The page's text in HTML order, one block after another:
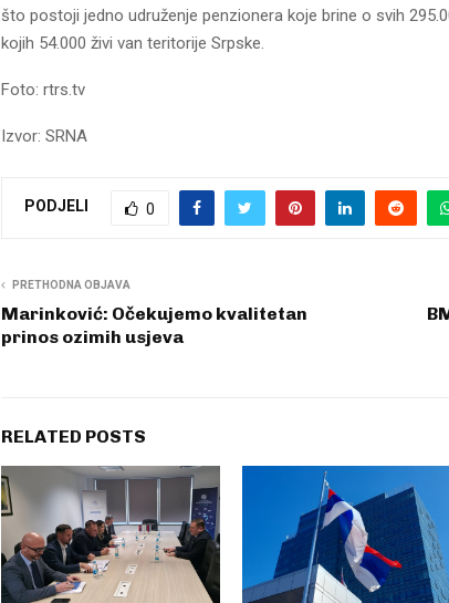
što postoji jedno udruženje penzionera koje brine o svih
kojih 54.000 živi van teritorije Srpske.
Foto: rtrs.tv
Izvor: SRNA
PODJELI 0
PRETHODNA OBJAVA
Marinković: Očekujemo kvalitetan
prinos ozimih usjeva
RELATED POSTS